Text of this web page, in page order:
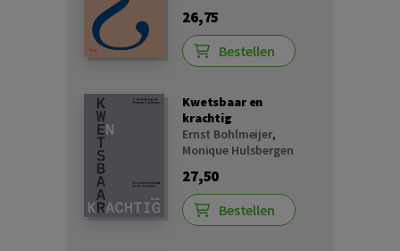
26,75
Bestellen
Kwetsbaar en
krachtig
Ernst Bohlmeijer,
Monique Hulsbergen
27,50
Bestellen